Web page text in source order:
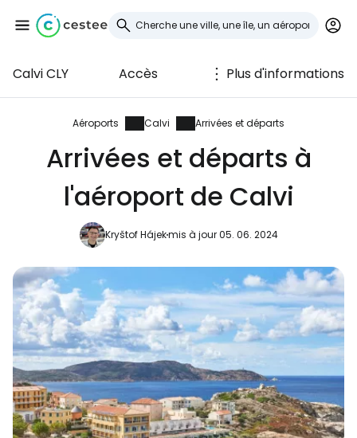
Calvi CLY Accès Plus d'informations
Aéroports Calvi Arrivées et départs
Arrivées et départs à
l'aéroport de Calvi
Kryštof Hájekmis à jour 05. 06. 2024
Se connecter à
Cestee
... la communauté mondiale des voyageurs
Continuer avec Google
Continuer avec Facebook
Poursuivre avec le courrier
électronique